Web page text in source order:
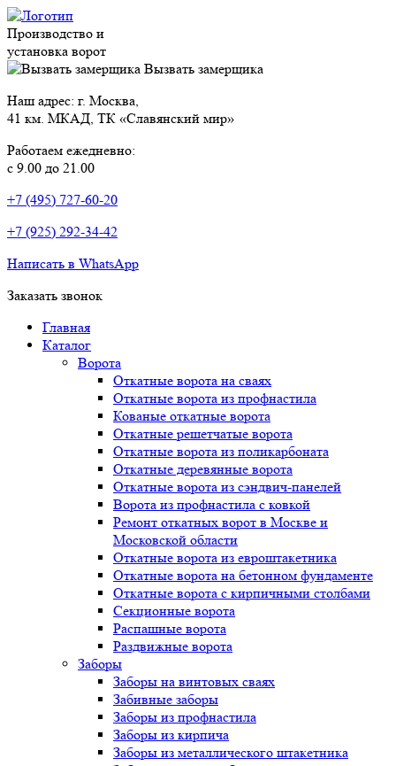
Производство и
установка ворот
Вызвать замерщика
Наш адрес: г. Москва,
41 км. МКАД, ТК «Славянский мир»
Работаем ежедневно:
с 9.00 до 21.00
+7 (495) 727-60-20
+7 (925) 292-34-42
Написать в WhatsApp
Заказать звонок
Главная
Каталог
Ворота
Откатные ворота на сваях
Откатные ворота из профнастила
Кованые откатные ворота
Откатные решетчатые ворота
Откатные ворота из поликарбоната
Откатные деревянные ворота
Откатные ворота из сэндвич-панелей
Ворота из профнастила с ковкой
Ремонт откатных ворот в Москве и
Московской области
Откатные ворота из евроштакетника
Откатные ворота на бетонном фундаменте
Откатные ворота с кирпичными столбами
Секционные ворота
Распашные ворота
Раздвижные ворота
Заборы
Заборы на винтовых сваях
Забивные заборы
Заборы из профнастила
Заборы из кирпича
Заборы из металлического штакетника